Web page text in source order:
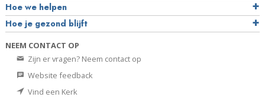
Hoe we helpen
Hoe je gezond blijft
NEEM CONTACT OP
Zijn er vragen? Neem contact op
Website feedback
Vind een Kerk